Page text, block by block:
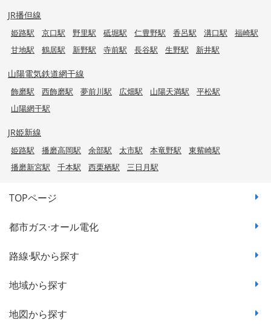
JR播但線
姫路駅 京口駅 野里駅 砥堀駅 仁豊野駅 香呂駅 溝口駅
福崎駅
甘地駅
鶴居駅 新野駅 寺前駅 長谷駅 生野駅 新井駅
山陽電気鉄道網干線
飾磨駅 西飾磨駅 夢前川駅 広畑駅 山陽天満駅
平松駅
山陽網干駅
JR姫新線
姫路駅 播磨高岡駅 余部駅 太市駅 本竜野駅
東觜崎駅
播磨新宮駅
千本駅 西栗栖駅 三日月駅
TOPページ
都市ガス·オール電化
路線·駅から探す
地域から探す
地図から探す